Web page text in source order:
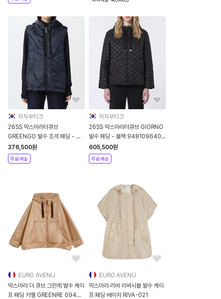
차차부티크
26SS 막스마라더큐브
GREENGO 발수 조끼 패딩 - 미
드나잇 블루 9291046406
008
376,500원
무료배송
차차부티크
26SS 막스마라더큐브 GIORNO
발수 패딩 - 블랙 9481096406
009
605,500원
무료배송
EURO AVENU
막스마라 더 큐브 그린레 발수 케이
프 패딩 카멜 GREENRE 094
EURO AVENU
막스마라 리바 리버시블 발수 케이
프 패딩 베이지 RIVA-021